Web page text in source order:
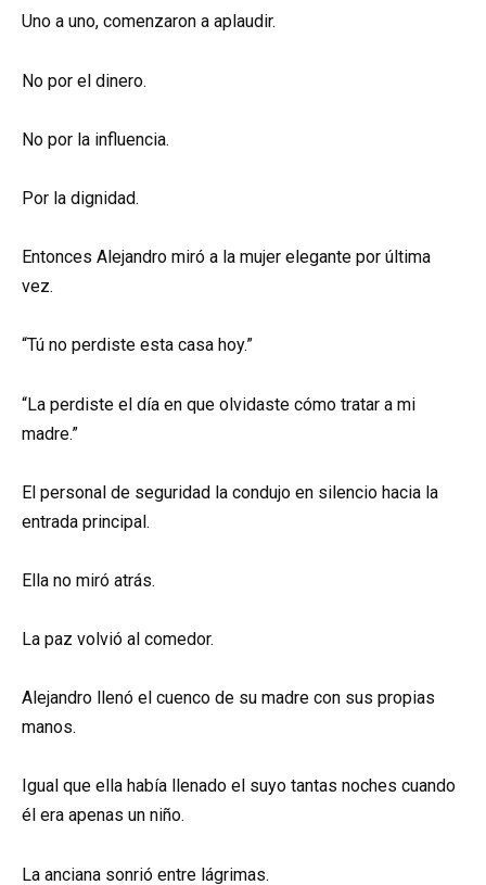
Uno a uno, comenzaron a aplaudir.
No por el dinero.
No por la influencia.
Por la dignidad.
Entonces Alejandro miró a la mujer elegante por última
vez.
“Tú no perdiste esta casa hoy.”
“La perdiste el día en que olvidaste cómo tratar a mi
madre.”
El personal de seguridad la condujo en silencio hacia la
entrada principal.
Ella no miró atrás.
La paz volvió al comedor.
Alejandro llenó el cuenco de su madre con sus propias
manos.
Igual que ella había llenado el suyo tantas noches cuando
él era apenas un niño.
La anciana sonrió entre lágrimas.